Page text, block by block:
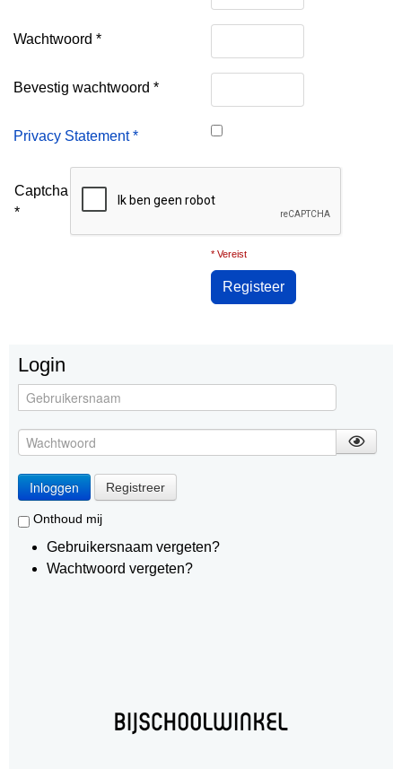
Wachtwoord *
Bevestig wachtwoord *
Privacy Statement*
Captcha
*
* Vereist
Login
Inloggen Registreer
Onthoud mij
Gebruikersnaam vergeten?
Wachtwoord vergeten?